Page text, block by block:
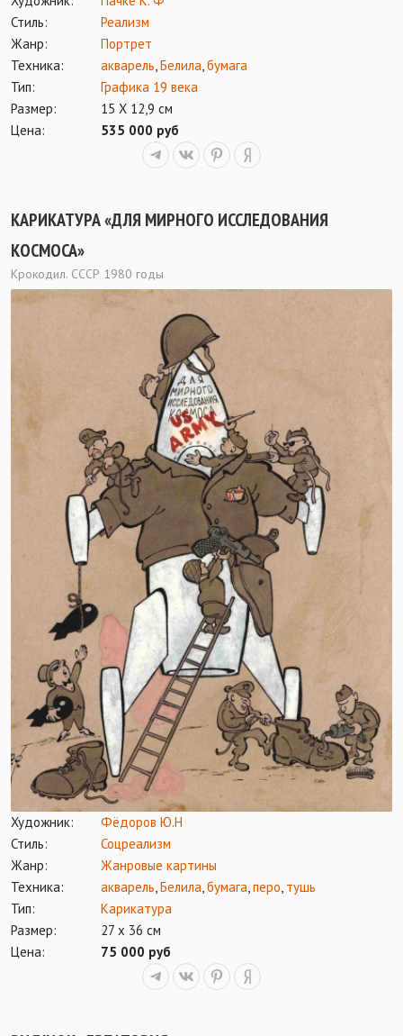
Стиль:
Реализм
Жанр:
Портрет
Техника:
акварель,Белила,бумага
Тип:
Графика 19 века
Размер:
15 Х 12,9 см
Цена:
535 000 руб
КАРИКАТУРА «ДЛЯ МИРНОГО ИССЛЕДОВАНИЯ
КОСМОСА»
Крокодил. СССР 1980 годы
Художник:
Фёдоров Ю.Н
Стиль:
Соцреализм
Жанр:
Жанровые картины
Техника:
акварель,Белила,бумага,перо, тушь
Тип:
Карикатура
Размер:
27 х 36 см
Цена:
75 000 руб